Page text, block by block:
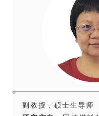
副教授，硕士生导师